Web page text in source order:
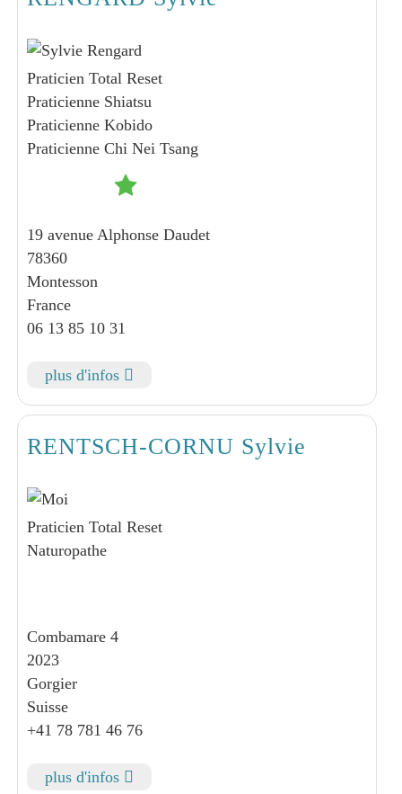
Praticien Total Reset
Praticienne Shiatsu
Praticienne Kobido
Praticienne Chi Nei Tsang
19 avenue Alphonse Daudet
78360
Montesson
France
06 13 85 10 31
plus d'infos
RENTSCH-CORNU Sylvie
Praticien Total Reset
Naturopathe
Combamare 4
2023
Gorgier
Suisse
+41 78 781 46 76
plus d'infos